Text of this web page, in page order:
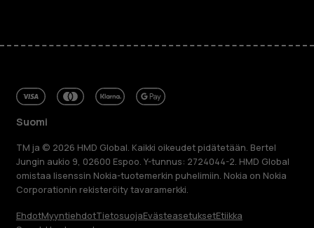
Suomi
TM ja © 2026 HMD Global. Kaikki oikeudet pidätetään. Bertel
Jungin aukio 9, 02600 Espoo. Y-tunnus: 2724044-2. HMD Global
omistaa lisenssin Nokia-tuotemerkin puhelimiin. Nokia on Nokia
Corporationin rekisteröity tavaramerkki.
EhdotMyyntiehdotTietosuojaEvästeasetuksetEtiikka